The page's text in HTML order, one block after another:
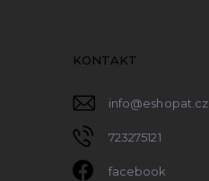
KONTAKT
info@eshopat.cz
723275121
facebook